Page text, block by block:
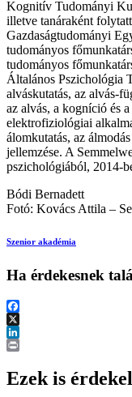
Kognitív Tudományi
illetve tanáraként
Gazdaságtudományi
tudományos
tudományos
Általános Pszichológia
alváskutatás, az alvás-
az alvás, a kogníció és
elektrofiziológiai
álomkutatás, az
jellemzése. A
pszichológiából, 2014-
Bódi Bernadett
Fotó: Kovács Attila –
Szenior akadémia
Ha érdekesnek
Facebook
X
LinkedIn
Ezek is